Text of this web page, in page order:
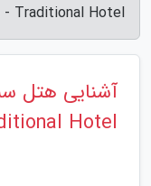
Traditional Hotel - مجله آراد
آشنایی هتل
Hotel